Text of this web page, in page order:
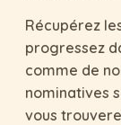
Récupérez
progressez
comme de
nominatives
vous